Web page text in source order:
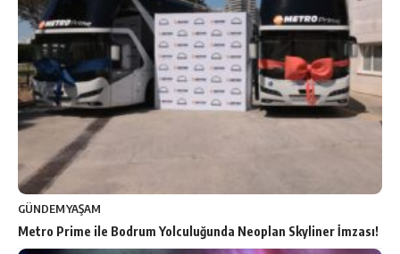
GÜNDEMYAŞAM
Metro Prime ile Bodrum Yolculuğunda Neoplan Skyliner İmzası!